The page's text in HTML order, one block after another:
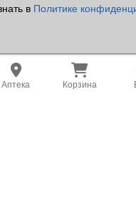
Аптека Корзина
на сайте носит
офертой,
437 Гражданского кодекса
размещение на сторонних
в Политике